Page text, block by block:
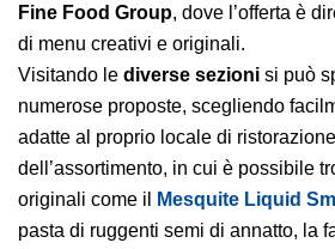
Fine Food Group, dove l’offerta è
di menu creativi e originali.
Visitando le diverse sezioni si può
numerose proposte, scegliendo
adatte al proprio locale di
dell’assortimento, in cui è possibile
originali come il
Mesquite Liquid
pasta di ruggenti semi di annatto, la